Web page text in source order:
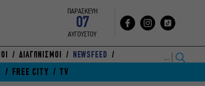
ΠΑΡΑΣΚΕΥΗ
07
ΑΥΓΟΥΣΤΟΥ
ΔΙΑΓΩΝΙΣΜΟΙ NEWSFEED
FREE CITY TV